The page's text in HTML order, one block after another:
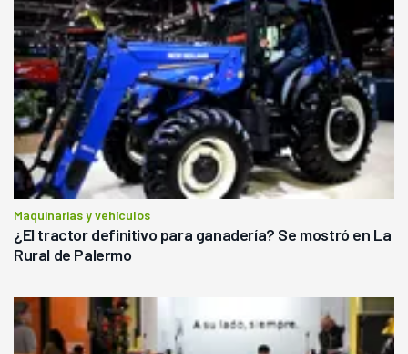
Maquinarias y vehículos
¿El tractor definitivo para ganadería? Se mostró en La
Rural de Palermo